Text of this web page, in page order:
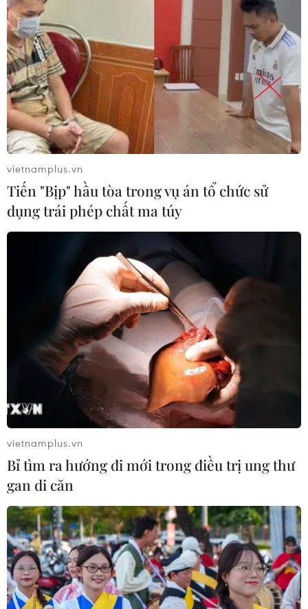
TIN CÙNG CHUYÊN MỤC
Tây Ninh thúc đẩy bình dân học vụ
số, tạo động lực phát triển kinh tế số
07/08/2026 07:17
vietnamplus.vn
Tiến "Bịp" hầu tòa trong vụ án tổ chức sử
dụng trái phép chất ma túy
vietnamplus.vn
Bỉ tìm ra hướng đi mới trong điều trị ung thư
gan di căn